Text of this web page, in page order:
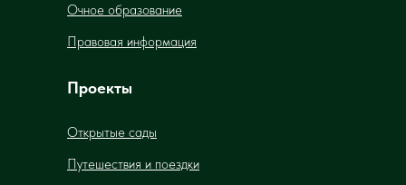
Проекты
Очное образование
Открытые сады
Путешествия и поездки
Правовая информация